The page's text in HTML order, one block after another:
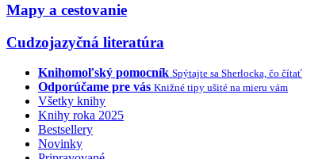
Mapy a cestovanie
Cudzojazyčná literatúra
Knihomoľský pomocník Spýtajte sa Sherlocka, čo čítať
Odporúčame pre vás Knižné tipy ušité na mieru vám
Všetky knihy
Knihy roka 2025
Bestsellery
Novinky